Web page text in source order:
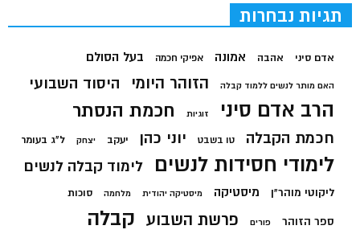
תגיות נבחרות
אדם סיני אהבה אמונה אפיקי חכמה בעל הסולם
האם מותר לנשים ללמוד קבלה הזוהר היומי היסוד השבועי
הרב אדם סיני זוגיות חכמת הנסתר
חכמת הקבלה טו בשבט יוני כהן יעקב יצחק ל"ג בעומר
לימודי חסידות לנשים לימוד קבלה לנשים
ליקוטי מוהר"ן מיסטיקה מיסטיקה יהודית מלחמה סוכות
ספר הזוהר פורים פרשת השבוע קבלה